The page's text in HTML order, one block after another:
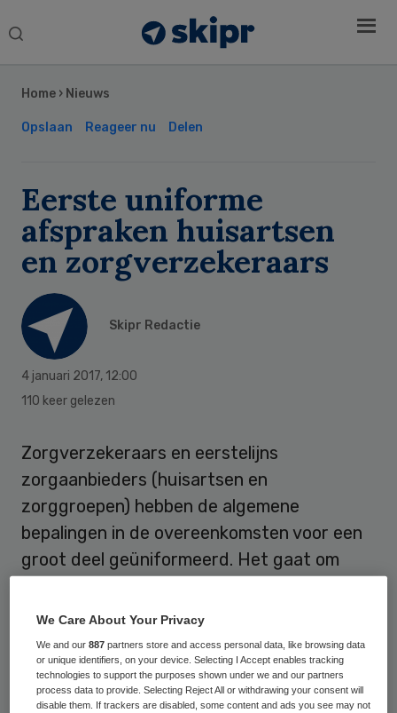
Search
Home › Nieuws
Opslaan Reageer nu Delen
Eerste uniforme
afspraken huisartsen
en zorgverzekeraars
Skipr Redactie
4 januari 2017, 12:00
110 keer gelezen
Zorgverzekeraars en eerstelijns
zorgaanbieders (huisartsen en
zorggroepen) hebben de algemene
bepalingen in de overeenkomsten voor een
groot deel geüniformeerd. Het gaat om
bereikbaarheid en controles. Die kunnen
worden gebruikt voor de
zorginkoopcontracten voor 2018 en alvast
voor sommige van 2017.
Sidebar
We Care About Your Privacy
We and our887 partners store and access personal data, like browsing data
or unique identifiers, on your device. Selecting I Accept enables tracking
technologies to support the purposes shown under we and our partners
process data to provide. Selecting Reject All or withdrawing your consent will
disable them. If trackers are disabled, some content and ads you see may not